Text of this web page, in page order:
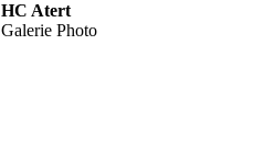
HC Atert
Galerie Photo